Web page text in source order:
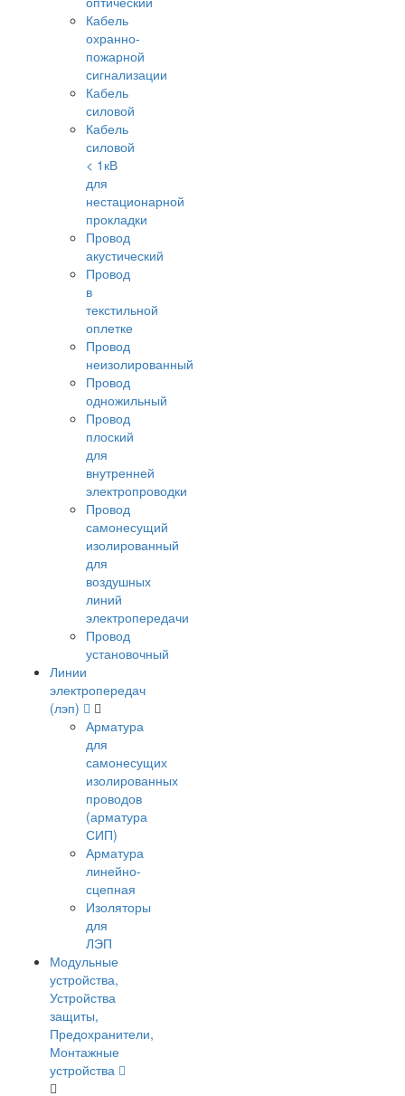
Кабель
охранно-
пожарной
сигнализации
Кабель
силовой
Кабель
силовой
< 1кВ
для
нестационарной
прокладки
Провод
акустический
Провод
в
текстильной
оплетке
Провод
неизолированный
Провод
одножильный
Провод
плоский
для
внутренней
электропроводки
Провод
самонесущий
изолированный
для
воздушных
линий
электропередачи
Провод
установочный
Линии
электропередач
(лэп)
Арматура
для
самонесущих
изолированных
проводов
(арматура
СИП)
Арматура
линейно-
сцепная
Изоляторы
для
ЛЭП
Модульные
устройства,
Устройства
защиты,
Предохранители,
Монтажные
устройства